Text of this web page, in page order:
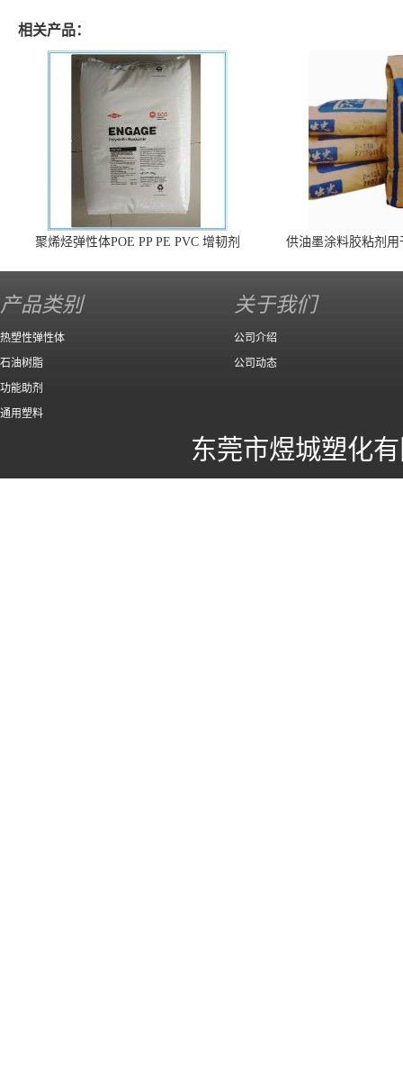
相关产品：
聚烯烃弹性体POE PP PE PVC 增韧剂
供油墨涂料胶粘剂
产品类别
热塑性弹性体
石油树脂
功能助剂
通用塑料
关于我们
公司介绍
公司动态
东莞市煜城塑化